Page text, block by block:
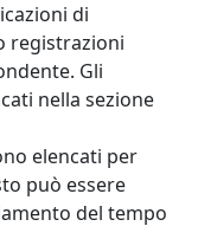
di
registrazioni
Gli
nella sezione
elencati per
può essere
del tempo